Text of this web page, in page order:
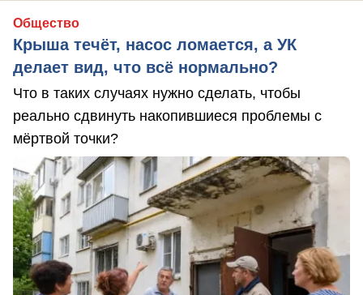
Общество
Крыша течёт, насос ломается, а УК
делает вид, что всё нормально?
Что в таких случаях нужно сделать, чтобы
реально сдвинуть накопившиеся проблемы с
мёртвой точки?